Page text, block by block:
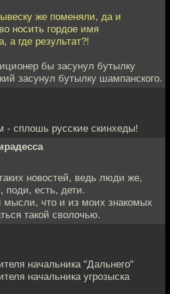
же поменяли, да и
носить гордое имя
а где результат?!
бы засунул бутылку
засунул бутылку шампанского.
сплошь русские скинхеды!
новостей, ведь люди же,
поди, есть, дети.
мысли, что и из моих знакомых
такой сволочью.
начальника "Дальнего"
начальника угрозыска